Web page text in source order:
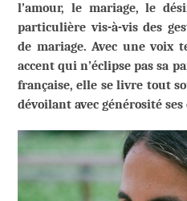
l’amour, le mariage, le
particulière vis-à-vis des
de mariage. Avec une voix
accent qui n’éclipse pas sa
française, elle se livre tout
dévoilant avec générosité ses